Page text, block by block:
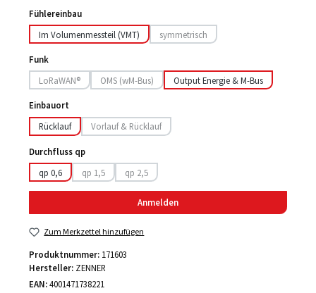
Fühlereinbau
Im Volumenmessteil (VMT)
symmetrisch
(Diese Option ist zurzeit nicht
Funk
LoRaWAN®
(Diese Option ist zurzeit nicht verfügbar.)
OMS (wM-Bus)
(Diese Option ist zurzeit nicht verfügbar.)
Output Energie & M-Bus
Einbauort
Rücklauf
Vorlauf & Rücklauf
(Diese Option ist zurzeit nicht verfügbar.)
Durchfluss qp
qp 0,6
qp 1,5
(Diese Option ist zurzeit nicht verfügbar.)
qp 2,5
(Diese Option ist zurzeit nicht verfügbar.)
Anmelden
Zum Merkzettel hinzufügen
Produktnummer: 171603
Hersteller: ZENNER
EAN:4001471738221